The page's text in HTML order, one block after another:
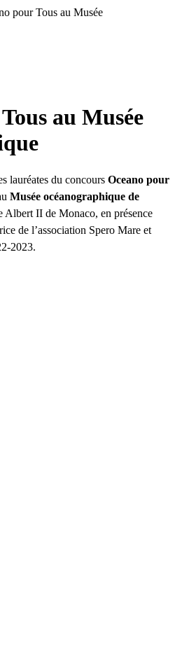
pour Tous au Musée
au Musée
lauréates du concours Oceano pour
Musée océanographique de
Albert II de Monaco, en présence
de l’association Spero Mare et
2023.